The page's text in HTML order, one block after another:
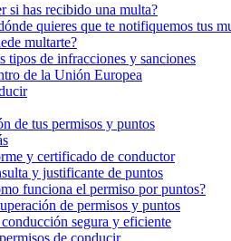
si has recibido una multa?
quieres que te notifiquemos tus
multarte?
tipos de infracciones y sanciones
de la Unión Europea
de tus permisos y puntos
y certificado de conductor
y justificante de puntos
funciona el permiso por puntos?
de permisos y puntos
segura y eficiente